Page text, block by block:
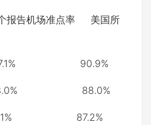
机场准点率 美国所
90.9%
88.0% 88.0%
87.2%